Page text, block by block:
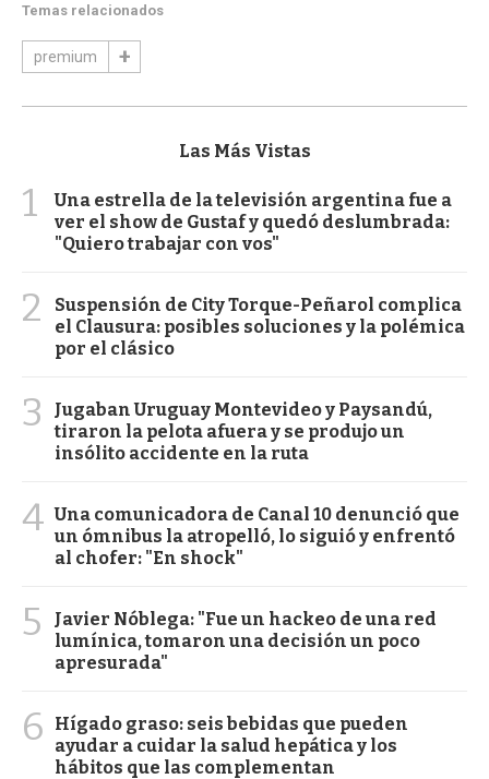
Temas relacionados
premium
Las Más Vistas
1
Una estrella de la televisión argentina fue a
ver el show de Gustaf y quedó deslumbrada:
"Quiero trabajar con vos"
2
Suspensión de City Torque-Peñarol complica
el Clausura: posibles soluciones y la polémica
por el clásico
3
Jugaban Uruguay Montevideo y Paysandú,
tiraron la pelota afuera y se produjo un
insólito accidente en la ruta
4 Una comunicadora de Canal 10 denunció que
un ómnibus la atropelló, lo siguió y enfrentó
al chofer: "En shock"
5
Javier Nóblega: "Fue un hackeo de una red
lumínica, tomaron una decisión un poco
apresurada"
6
Hígado graso: seis bebidas que pueden
ayudar a cuidar la salud hepática y los
hábitos que las complementan